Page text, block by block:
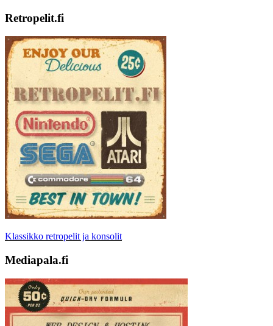
Retropelit.fi
Klassikko retropelit ja konsolit
Mediapala.fi